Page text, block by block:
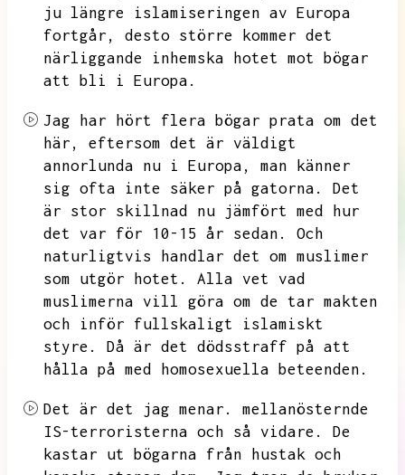
ju längre islamiseringen av Europa
fortgår,
desto större kommer det
närliggande inhemska hotet mot bögar
att bli i Europa.
Jag har hört flera bögar prata om det
här,
eftersom det är väldigt
annorlunda nu i Europa,
man känner
sig ofta inte säker på gatorna.
Det
är stor skillnad nu jämfört med hur
det var för 10-15 år sedan.
Och
naturligtvis handlar det om muslimer
som utgör hotet.
Alla vet vad
muslimerna vill göra om de tar makten
och inför fullskaligt islamiskt
styre.
Då är det dödsstraff på att
hålla på med homosexuella beteenden.
Det är det jag menar.
mellanösternde
IS-terroristerna och så vidare.
De
kastar ut bögarna från hustak och